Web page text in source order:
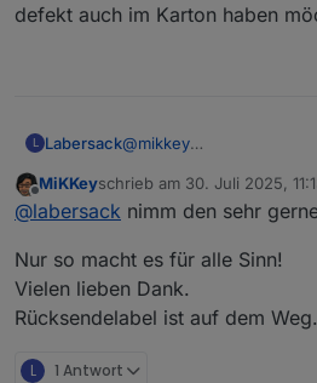
defekt auch im Karton haben
L Labersack@mikkey
Fall zurück, den
ob ich den als Teile-
möchtest.
Offline
MiKKeyschrieb am 30. Juli 2025,
zuletzt editiert von
@labersack nimm den sehr
Nur so macht es für alle Sinn!
Vielen lieben Dank.
Rücksendelabel ist auf dem Weg.
L 1 Antwort